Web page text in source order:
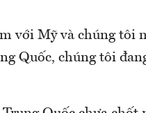
với Mỹ và chúng tôi
Quốc, chúng tôi